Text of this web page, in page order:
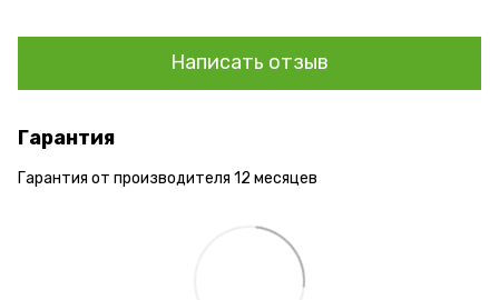
Написать отзыв
Гарантия
Гарантия от производителя 12 месяцев